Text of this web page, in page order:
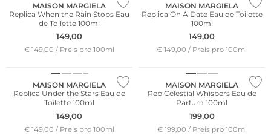
MAISON MARGIELA
Replica When the Rain Stops Eau
de Toilette 100ml
149,00
€ 149,00 / Preis pro 100ml
MAISON MARGIELA
Replica On A Date Eau de Toilette
100ml
149,00
€ 149,00 / Preis pro 100ml
MAISON MARGIELA
Replica Under the Stars Eau de
Toilette 100ml
149,00
€ 149,00 / Preis pro 100ml
MAISON MARGIELA
Rep Celestial Whispers Eau de
Parfum 100ml
199,00
€ 199,00 / Preis pro 100ml